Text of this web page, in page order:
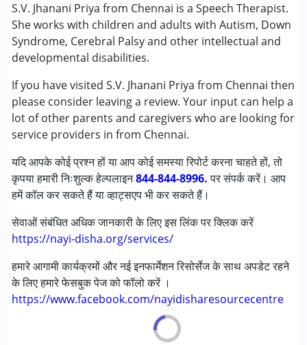
S.V. Jhanani Priya from Chennai is a Speech Therapist.
She works with children and adults with Autism, Down
Syndrome, Cerebral Palsy and other intellectual and
developmental disabilities.
If you have visited S.V. Jhanani Priya from Chennai then
please consider leaving a review. Your input can help a
lot of other parents and caregivers who are looking for
service providers in from Chennai.
यदि आपके कोई प्रश्न हों या आप कोई समस्या रिपोर्ट करना चाहते हों, तो
कृपया हमारी निःशुल्क हेल्पलाइन844-844-8996.पर संपर्क करें। आप
हमें कॉल कर सकते हैं या व्हाट्सएप भी कर सकते हैं।
सेवाओं संबंधित अधिक जानकारी के लिए इस लिंक पर क्लिक करें
https://nayi-disha.org/services/
हमारे आगामी कार्यक्रमों और नई इनफार्मेशन रिसोर्सेज के साथ अपडेट रहने
के लिए हमारे फेसबुक पेज को फॉलो करें ।
https://www.facebook.com/nayidisharesourcecentre
स्पीच थेरेपी
निम्नलिखित विकलांगता संबंधित सेवाएं उपलब्ध :
अटेंशन डेफिसिट (हाइपरएक्टिविटी) डिसऑर्डर (एडीडी/एडीएचडी)
ऑटिज्म स्पेक्ट्रम डिसऑर्डर (ए एस डी )
सेरब्रल पाल्सी (सी पी )
डाउन सिंड्रोम (डी एस )
ग्लोबल डेवलपमेंटल डिले (एर्लियर टर्म वाज़ एमआर)
लर्निंग डिसेबिलिटीज़ (एलडी)
आयु वर्ग :0 - 5 years ,6 - 12 years ,13 - 17 years ,above 18
years